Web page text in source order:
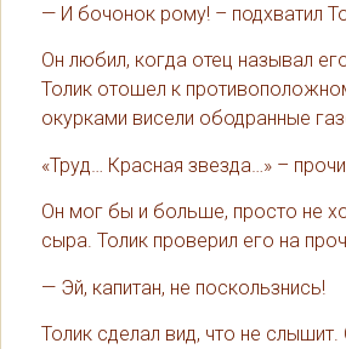
— И бочонок рому! – подхватил
Он любил, когда отец называл
Толик отошел к
окурками висели ободранные
«Труд… Красная звезда…» –
Он мог бы и больше, просто не
сыра. Толик проверил его на
— Эй, капитан, не поскользнись!
Толик сделал вид, что не